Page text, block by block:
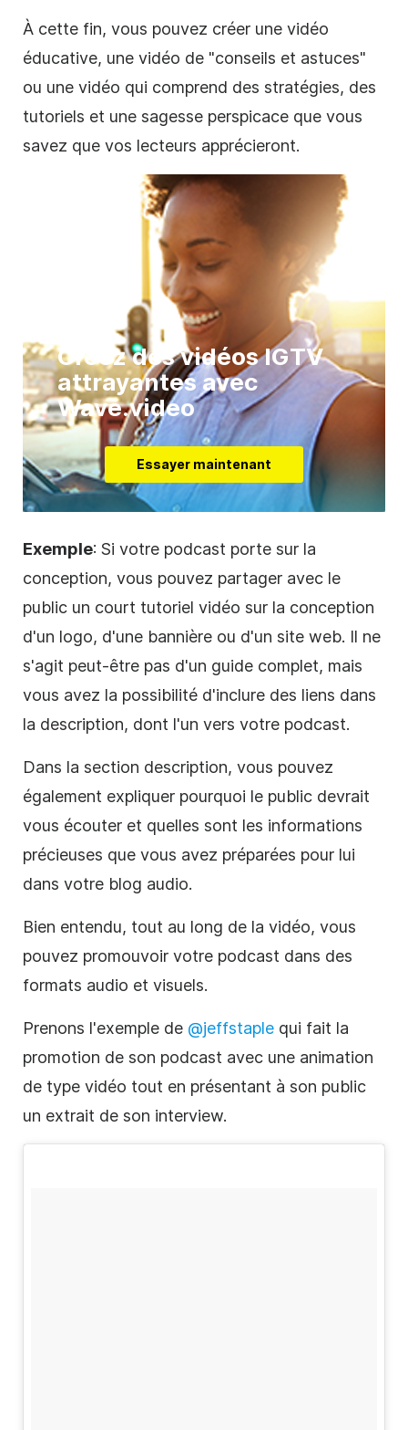
À cette fin, vous pouvez créer une vidéo
éducative, une vidéo de "conseils et astuces"
ou une vidéo qui comprend des stratégies, des
tutoriels et une sagesse perspicace que vous
savez que vos lecteurs apprécieront.
Créez des vidéos IGTV
attrayantes avec
Wave.video
Essayer maintenant
Exemple: Si votre podcast porte sur la
conception, vous pouvez partager avec le
public un court tutoriel vidéo sur la conception
d'un logo, d'une bannière ou d'un site web. Il ne
s'agit peut-être pas d'un guide complet, mais
vous avez la possibilité d'inclure des liens dans
la description, dont l'un vers votre podcast.
Dans la section description, vous pouvez
également expliquer pourquoi le public devrait
vous écouter et quelles sont les informations
précieuses que vous avez préparées pour lui
dans votre blog audio.
Bien entendu, tout au long de la vidéo, vous
pouvez promouvoir votre podcast dans des
formats audio et visuels.
Prenons l'exemple de @jeffstaple qui fait la
promotion de son podcast avec une animation
de type vidéo tout en présentant à son public
un extrait de son interview.